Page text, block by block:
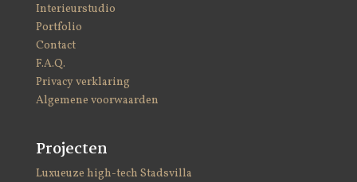
Interieurstudio
Portfolio
Contact
F.A.Q.
Privacy verklaring
Algemene voorwaarden
Projecten
Luxueuze high-tech Stadsvilla